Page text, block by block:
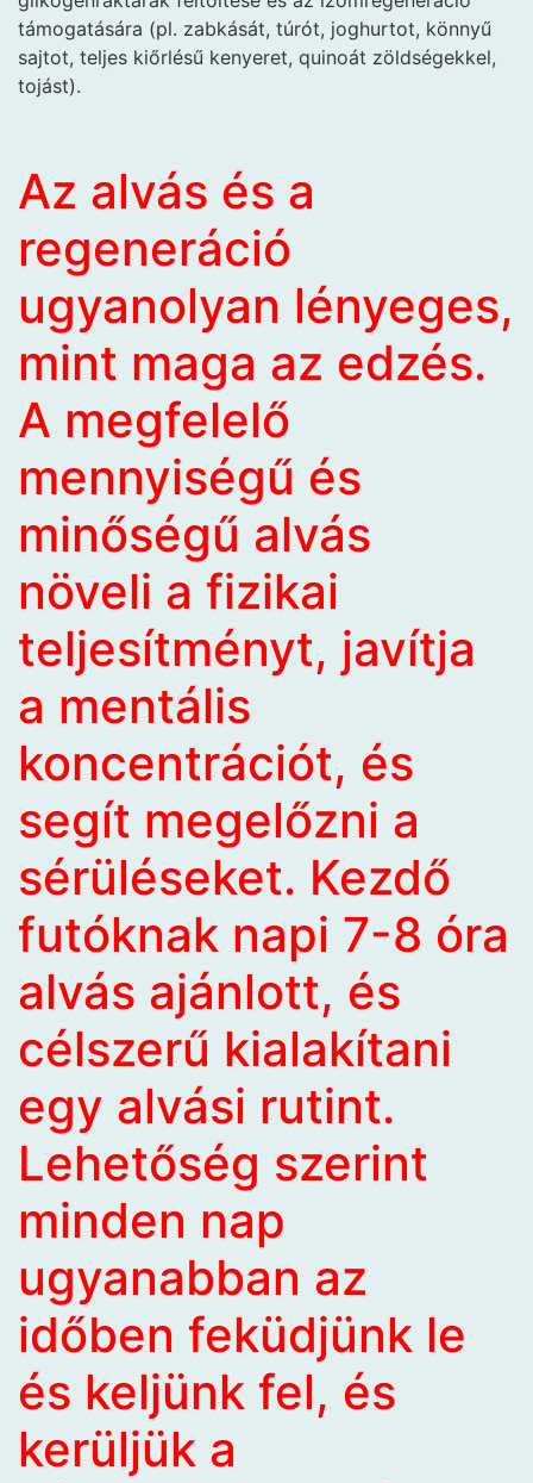
támogatására (pl. zabkását, túrót, joghurtot, könnyű
sajtot, teljes kiőrlésű kenyeret, quinoát zöldségekkel,
tojást).
Az alvás és a
regeneráció
ugyanolyan lényeges,
mint maga az edzés.
A megfelelő
mennyiségű és
minőségű alvás
növeli a fizikai
teljesítményt, javítja
a mentális
koncentrációt, és
segít megelőzni a
sérüléseket. Kezdő
futóknak napi 7-8 óra
alvás ajánlott, és
célszerű kialakítani
egy alvási rutint.
Lehetőség szerint
minden nap
ugyanabban az
időben feküdjünk le
és keljünk fel, és
kerüljük a